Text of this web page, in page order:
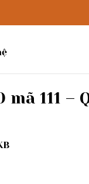
mã 111